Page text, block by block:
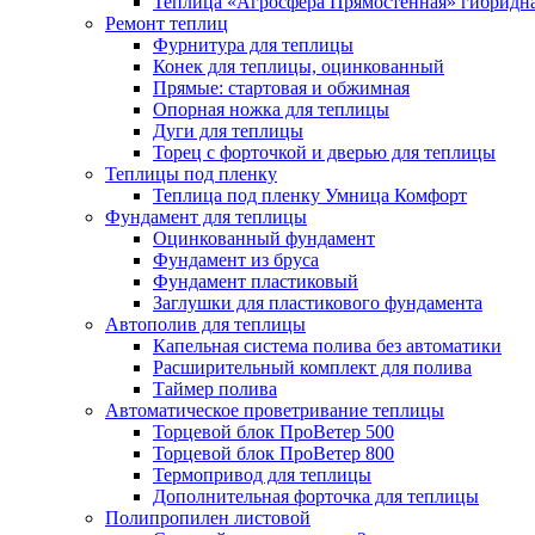
Ремонт теплиц
Фурнитура для теплицы
Конек для теплицы, оцинкованный
Прямые: стартовая и обжимная
Опорная ножка для теплицы
Дуги для теплицы
Торец с форточкой и дверью для теплицы
Теплицы под пленку
Теплица под пленку Умница Комфорт
Фундамент для теплицы
Оцинкованный фундамент
Фундамент из бруса
Фундамент пластиковый
Заглушки для пластикового фундамента
Автополив для теплицы
Капельная система полива без автоматики
Расширительный комплект для полива
Таймер полива
Автоматическое проветривание теплицы
Торцевой блок ПроВетер 500
Торцевой блок ПроВетер 800
Термопривод для теплицы
Дополнительная форточка для теплицы
Полипропилен листовой